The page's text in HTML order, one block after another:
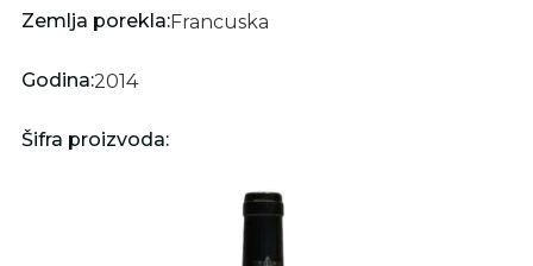
Zemlja porekla:Francuska
Godina:2014
Šifra proizvoda: